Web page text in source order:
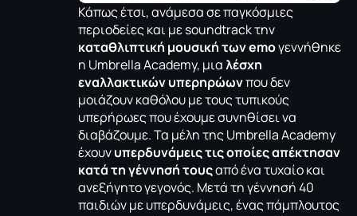
Κάπως έτσι, ανάμεσα σε παγκόσμιες
περιοδείες και με soundtrack την
καταθλιπτική μουσική τωνemoγεννήθηκε
η Umbrella Academy, μιαλέσχη
εναλλακτικών υπερηρώωνπου δεν
μοιάζουν καθόλου με τους τυπικούς
υπερήρωες που έχουμε συνηθίσει να
διαβάζουμε. Τα μέλη της Umbrella Academy
έχουνυπερδυνάμεις τις οποίες απέκτησαν
κατά τη γέννησή τουςαπό ένα τυχαίο και
ανεξήγητο γεγονός. Μετά τη γέννησή 40
παιδιών με υπερδυνάμεις, ένας πάμπλουτος